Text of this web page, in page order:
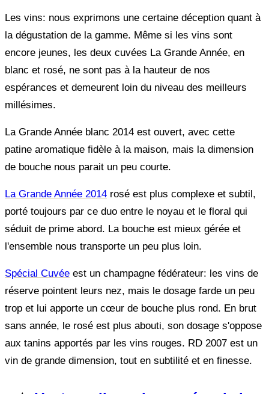
Les vins: nous exprimons une certaine déception quant à
la dégustation de la gamme. Même si les vins sont
encore jeunes, les deux cuvées La Grande Année, en
blanc et rosé, ne sont pas à la hauteur de nos
espérances et demeurent loin du niveau des meilleurs
millésimes.
La Grande Année blanc 2014 est ouvert, avec cette
patine aromatique fidèle à la maison, mais la dimension
de bouche nous parait un peu courte.
La Grande Année 2014 rosé est plus complexe et subtil,
porté toujours par ce duo entre le noyau et le floral qui
séduit de prime abord. La bouche est mieux gérée et
l'ensemble nous transporte un peu plus loin.
Spécial Cuvée est un champagne fédérateur: les vins de
réserve pointent leurs nez, mais le dosage farde un peu
trop et lui apporte un cœur de bouche plus rond. En brut
sans année, le rosé est plus abouti, son dosage s'oppose
aux tanins apportés par les vins rouges. RD 2007 est un
vin de grande dimension, tout en subtilité et en finesse.